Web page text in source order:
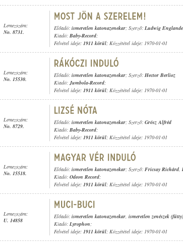
Lemezszám:
No. 8731.
Előadó: ismeretlen katonazenekar; Szerző: Ludwig
Kiadó: Baby-Record;
Felvétel ideje: 1911 körül; Közzététel ideje: 1970-01-01
Lemezszám:
No. 15530.
Előadó: ismeretlen katonazenekar; Szerző: Hector Berlioz
Kiadó:Jumbola-Record;
Felvétel ideje: 1911 körül; Közzététel ideje: 1970-01-01
Lemezszám:
No. 8729.
Előadó: ismeretlen katonazenekar; Szerző: Grósz Alfréd
Kiadó: Baby-Record;
Felvétel ideje: 1911 körül; Közzététel ideje: 1970-01-01
Lemezszám:
No. 15518.
Előadó: ismeretlen katonazenekar; Szerző: Fricsay Richárd,
Kiadó: Odeon Record;
Felvétel ideje: 1911 körül; Közzététel ideje: 1970-01-01
Lemezszám:
U. 14858
Előadó: ismeretlen katonazenekar, ismeretlen zenészek (fütty)
Kiadó: Lyrophon;
Felvétel ideje: 1911 körül; Közzététel ideje: 1970-01-01